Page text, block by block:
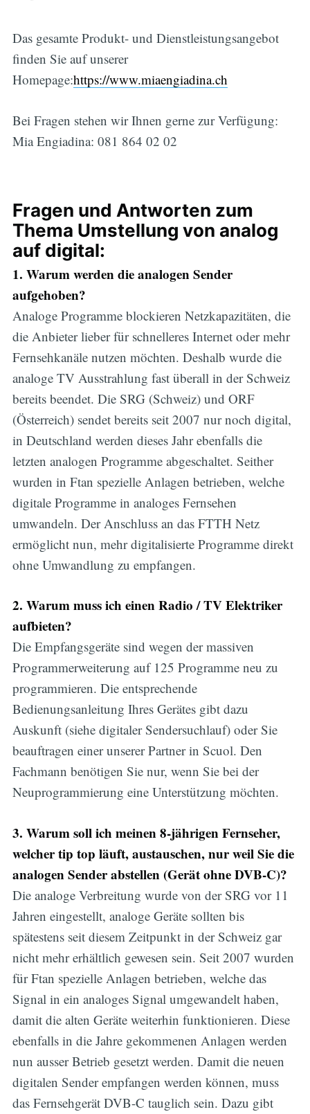
Das gesamte Produkt- und Dienstleistungsangebot
finden Sie auf unserer
Homepage:https://www.miaengiadina.ch
Bei Fragen stehen wir Ihnen gerne zur Verfügung:
Mia Engiadina: 081 864 02 02
Fragen und Antworten zum
Thema Umstellung von analog
auf digital:
1. Warum werden die analogen Sender
aufgehoben?
Analoge Programme blockieren Netzkapazitäten, die
die Anbieter lieber für schnelleres Internet oder mehr
Fernsehkanäle nutzen möchten. Deshalb wurde die
analoge TV Ausstrahlung fast überall in der Schweiz
bereits beendet. Die SRG (Schweiz) und ORF
(Österreich) sendet bereits seit 2007 nur noch digital,
in Deutschland werden dieses Jahr ebenfalls die
letzten analogen Programme abgeschaltet. Seither
wurden in Ftan spezielle Anlagen betrieben, welche
digitale Programme in analoges Fernsehen
umwandeln. Der Anschluss an das FTTH Netz
ermöglicht nun, mehr digitalisierte Programme direkt
ohne Umwandlung zu empfangen.
2. Warum muss ich einen Radio / TV Elektriker
aufbieten?
Die Empfangsgeräte sind wegen der massiven
Programmerweiterung auf 125 Programme neu zu
programmieren. Die entsprechende
Bedienungsanleitung Ihres Gerätes gibt dazu
Auskunft (siehe digitaler Sendersuchlauf) oder Sie
beauftragen einer unserer Partner in Scuol. Den
Fachmann benötigen Sie nur, wenn Sie bei der
Neuprogrammierung eine Unterstützung möchten.
3. Warum soll ich meinen 8-jährigen Fernseher,
welcher tip top läuft, austauschen, nur weil Sie die
analogen Sender abstellen (Gerät ohne DVB-C)?
Die analoge Verbreitung wurde von der SRG vor 11
Jahren eingestellt, analoge Geräte sollten bis
spätestens seit diesem Zeitpunkt in der Schweiz gar
nicht mehr erhältlich gewesen sein. Seit 2007 wurden
für Ftan spezielle Anlagen betrieben, welche das
Signal in ein analoges Signal umgewandelt haben,
damit die alten Geräte weiterhin funktionieren. Diese
ebenfalls in die Jahre gekommenen Anlagen werden
nun ausser Betrieb gesetzt werden. Damit die neuen
digitalen Sender empfangen werden können, muss
das Fernsehgerät DVB-C tauglich sein. Dazu gibt